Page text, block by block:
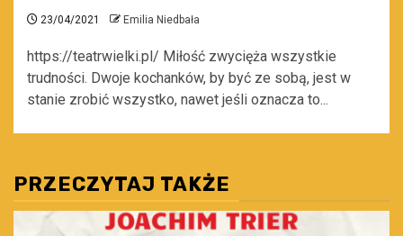
23/04/2021 Emilia Niedbała
https://teatrwielki.pl/ Miłość zwycięża wszystkie
trudności. Dwoje kochanków, by być ze sobą, jest w
stanie zrobić wszystko, nawet jeśli oznacza to...
PRZECZYTAJ TAKŻE